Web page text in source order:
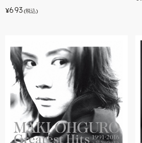
¥693 (税込)